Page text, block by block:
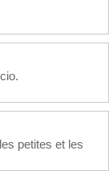
petites et les